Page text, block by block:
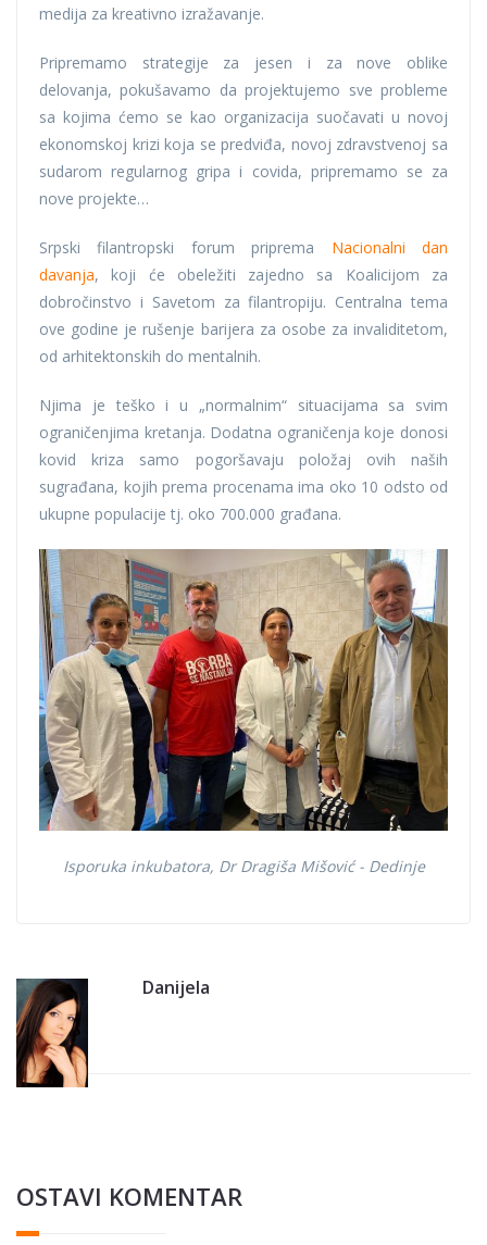
medija za kreativno izražavanje.
Pripremamo strategije za jesen i za nove oblike
delovanja, pokušavamo da projektujemo sve probleme
sa kojima ćemo se kao organizacija suočavati u novoj
ekonomskoj krizi koja se predviđa, novoj zdravstvenoj sa
sudarom regularnog gripa i covida, pripremamo se za
nove projekte…
Srpski filantropski forum priprema Nacionalni dan
davanja, koji će obeležiti zajedno sa Koalicijom za
dobročinstvo i Savetom za filantropiju. Centralna tema
ove godine je rušenje barijera za osobe za invaliditetom,
od arhitektonskih do mentalnih.
Njima je teško i u „normalnim“ situacijama sa svim
ograničenjima kretanja. Dodatna ograničenja koje donosi
kovid kriza samo pogoršavaju položaj ovih naših
sugrađana, kojih prema procenama ima oko 10 odsto od
ukupne populacije tj. oko 700.000 građana.
Isporuka inkubatora, Dr Dragiša Mišović - Dedinje
Danijela
OSTAVI KOMENTAR